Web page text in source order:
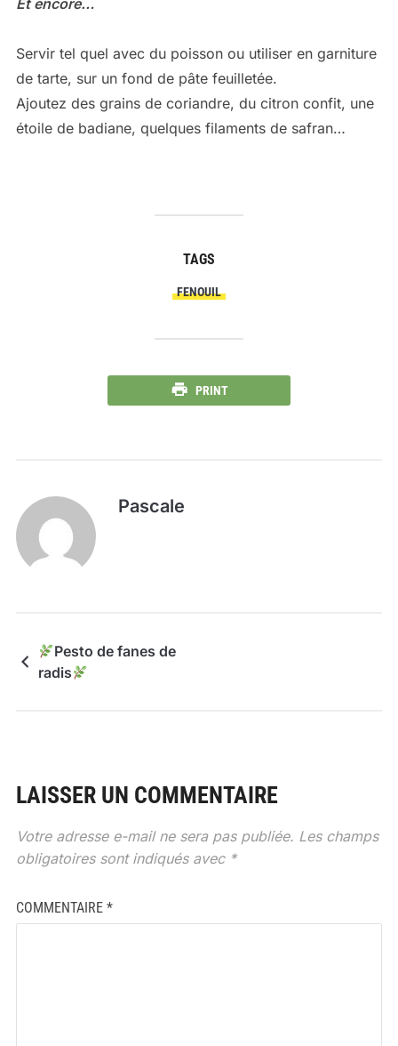
Et encore…
Servir tel quel avec du poisson ou utiliser en garniture
de tarte, sur un fond de pâte feuilletée.
Ajoutez des grains de coriandre, du citron confit, une
étoile de badiane, quelques filaments de safran…
TAGS
FENOUIL
PRINT
Pascale
Pesto de fanes de
radis
LAISSER UN COMMENTAIRE
Votre adresse e-mail ne sera pas publiée. Les champs
obligatoires sont indiqués avec *
COMMENTAIRE *